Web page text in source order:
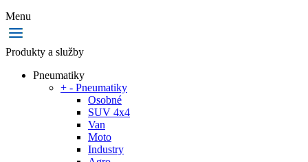
Menu
Produkty a služby
Pneumatiky
+ - Pneumatiky
Osobné
SUV 4x4
Van
Moto
Industry